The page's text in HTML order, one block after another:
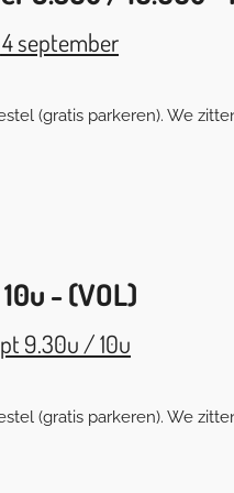
september
(gratis parkeren). We
- (VOL)
9.30u / 10u
(gratis parkeren). We